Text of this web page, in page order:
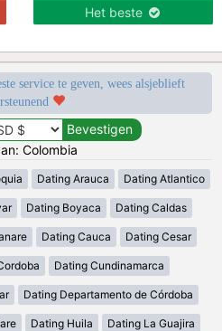
Het beste
service te geven, wees alsjeblieft
Colombia
Dating Arauca Dating Atlantico
Dating Boyaca Dating Caldas
Dating Cauca Dating Cesar
Dating Cundinamarca
Dating Departamento de Córdoba
Dating Huila Dating La Guajira